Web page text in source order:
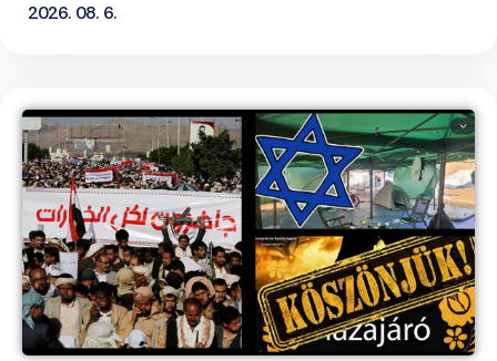
2026. 08. 6.